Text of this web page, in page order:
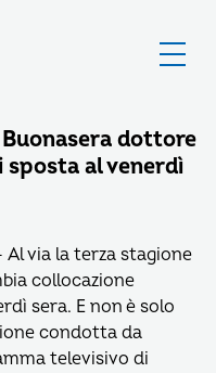
Buonasera dottore
sposta al venerdì
Al via la terza stagione
collocazione
sera. E non è solo
condotta da
televisivo di